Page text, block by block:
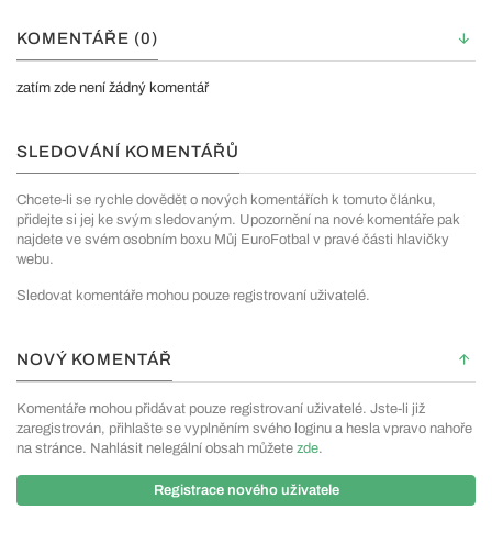
KOMENTÁŘE (0)
zatím zde není žádný komentář
SLEDOVÁNÍ KOMENTÁŘŮ
Chcete-li se rychle dovědět o nových komentářích k tomuto článku,
přidejte si jej ke svým sledovaným. Upozornění na nové komentáře pak
najdete ve svém osobním boxu Můj EuroFotbal v pravé části hlavičky
webu.
Sledovat komentáře mohou pouze registrovaní uživatelé.
NOVÝ KOMENTÁŘ
Komentáře mohou přidávat pouze registrovaní uživatelé. Jste-li již
zaregistrován, přihlašte se vyplněním svého loginu a hesla vpravo nahoře
na stránce. Nahlásit nelegální obsah můžete zde.
Registrace nového uživatele